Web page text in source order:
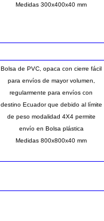
Medidas 300x400x40 mm
Bolsa de PVC, opaca con cierre fácil
para envíos de mayor volumen,
regularmente para envíos con
destino Ecuador que debido al límite
de peso modalidad 4X4 permite
envío en Bolsa plástica
Medidas 800x800x40 mm